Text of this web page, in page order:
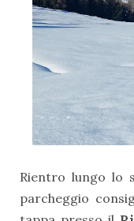
Rientro lungo lo
parcheggio